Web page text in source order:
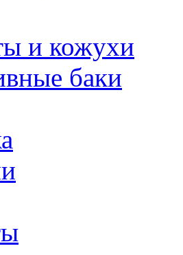
и кожухи
баки